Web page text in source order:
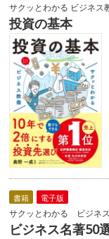
サクッとわかる ビジネス
投資の基本
書籍 電子版
サクッとわかる ビジネ
ビジネス名著50